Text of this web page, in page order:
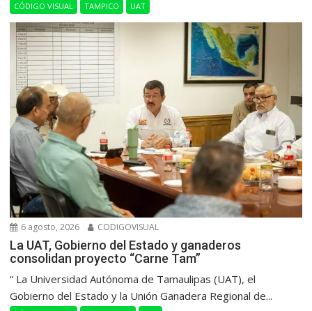
CÓDIGO VISUAL TAMPICO UAT
6 agosto, 2026 CODIGOVISUAL
La UAT, Gobierno del Estado y ganaderos
consolidan proyecto “Carne Tam”
“ La Universidad Autónoma de Tamaulipas (UAT), el
Gobierno del Estado y la Unión Ganadera Regional de...